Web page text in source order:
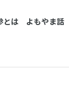
とは よもやま話